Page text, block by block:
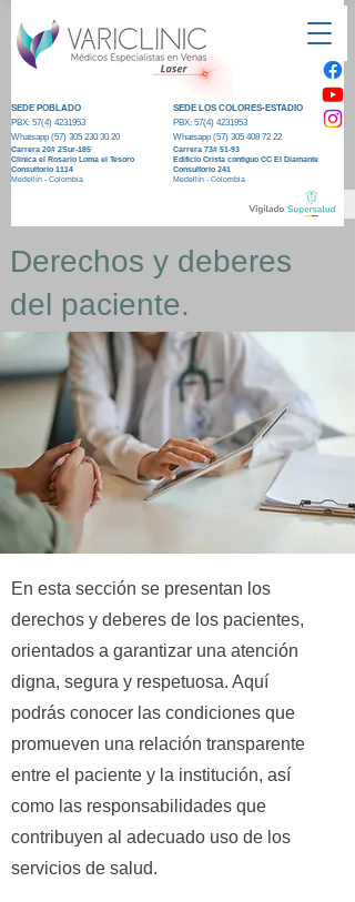
SEDE POBLADO
PBX: 57(4) 4231953
Whatsapp (57) 305 230 30 20
Carrera 20# 2Sur-185
Clinica el Rosario Loma el Tesoro
Consultorio 1114
Medellín - Colombia
SEDE LOS COLORES-ESTADIO
PBX: 57(4) 4231953
Whatsapp (57) 305 408 72 22
Carrera 73# 51-93
Edificio Crista contiguo CC El Diamante
Consultorio 241
Medellín - Colombia
Derechos y deberes
del paciente.
En esta sección se presentan los
derechos y deberes de los pacientes,
orientados a garantizar una atención
digna, segura y respetuosa. Aquí
podrás conocer las condiciones que
promueven una relación transparente
entre el paciente y la institución, así
como las responsabilidades que
contribuyen al adecuado uso de los
servicios de salud.